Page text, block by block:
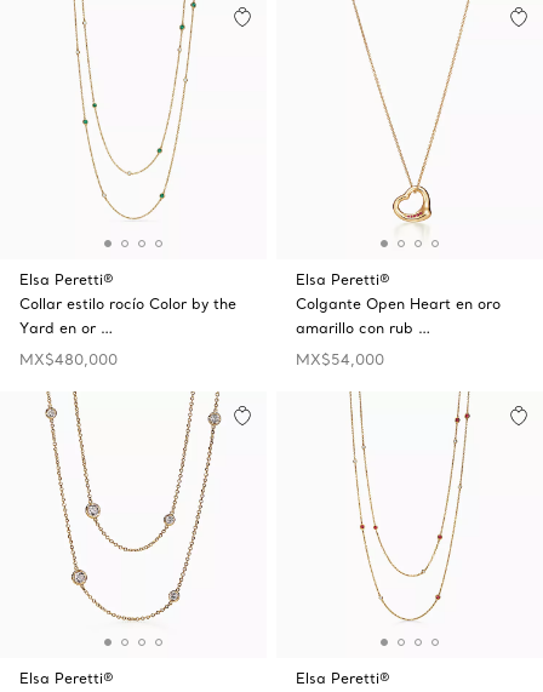
Elsa Peretti®
Collar estilo rocío Color by the
Yard en or …
MX$480,000
Elsa Peretti®
Colgante Open Heart en oro
amarillo con rub …
MX$54,000
Elsa Peretti®
Elsa Peretti®